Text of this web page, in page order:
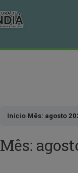
Início›Mês: agosto
Mês: